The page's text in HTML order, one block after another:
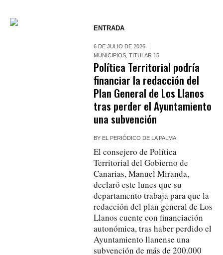
ENTRADA
6 DE JULIO DE 2026
MUNICIPIOS ,TITULAR 15
Política Territorial podría
financiar la redacción del
Plan General de Los Llanos
tras perder el Ayuntamiento
una subvención
BY EL PERIÓDICO DE LA PALMA
El consejero de Política
Territorial del Gobierno de
Canarias, Manuel Miranda,
declaró este lunes que su
departamento trabaja para que la
redacción del plan general de Los
Llanos cuente con financiación
autonómica, tras haber perdido el
Ayuntamiento llanense una
subvención de más de 200.000